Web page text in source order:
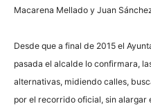
Macarena Mellado y Juan
Desde que a final de 2015 el
pasada el alcalde lo confirmara,
alternativas, midiendo calles,
por el recorrido oficial, sin alargar